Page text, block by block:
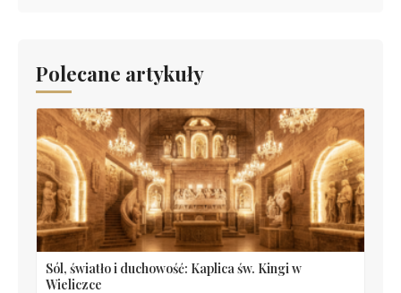
Polecane artykuły
Sól, światło i duchowość: Kaplica św. Kingi w
Wieliczce